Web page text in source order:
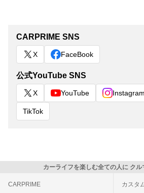
CARPRIME SNS
X FaceBook
公式YouTube SNS
X YouTube Instagram
TikTok
カーライフを楽しむ全ての人に クル
CARPRIME カスタ